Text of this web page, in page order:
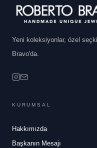
Yeni koleksiyonlar, özel
Bravo'da.
KURUMSAL
Hakkımızda
Başkanın Mesajı